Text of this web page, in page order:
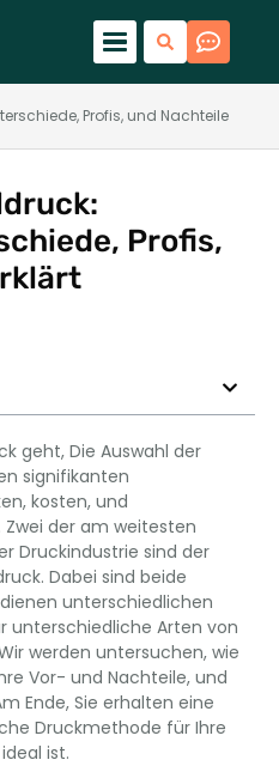
Profis, und Nachteile
Profis,
geht, Die Auswahl der
signifikanten
kosten, und
der am weitesten
Druckindustrie sind der
Dabei sind beide
unterschiedlichen
unterschiedliche Arten von
werden untersuchen, wie
Vor- und Nachteile, und
Ende, Sie erhalten eine
Druckmethode für Ihre
ist.